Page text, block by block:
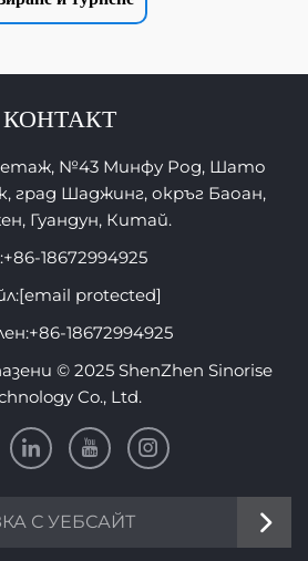
КОНТАКТ
етаж, №43 Минфу Род, Шато
град Шаджинг, окръг Баоан,
Гуандун, Китай.
+86-18672994925
[email protected]
+86-18672994925
© 2025 ShenZhen Sinorise
Co., Ltd.
С УЕБСАЙТ